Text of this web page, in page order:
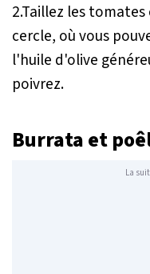
2.Taillez les
cercle, où vous
l'huile d'olive
poivrez.
Burrata et
La